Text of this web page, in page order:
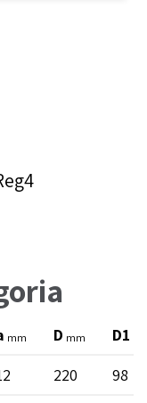
mm D mm D1
220 98